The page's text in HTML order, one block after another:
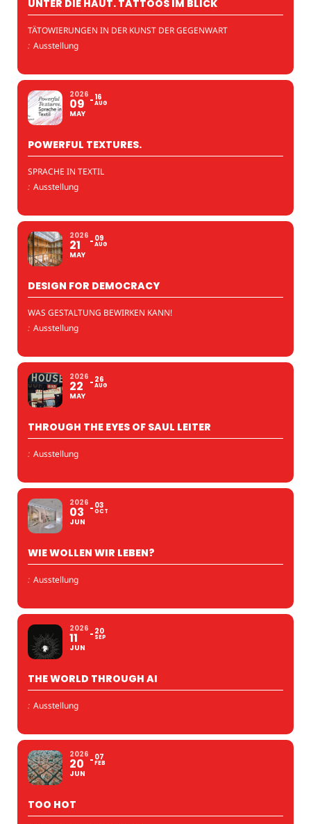
UNTER DIE HAUT. TATTOOS IM BLICK
TÄTOWIERUNGEN IN DER KUNST DER GEGENWART
: Ausstellung
2026
09
MAY
16
AUG
POWERFUL TEXTURES.
SPRACHE IN TEXTIL
: Ausstellung
2026
21
MAY
09
AUG
DESIGN FOR DEMOCRACY
WAS GESTALTUNG BEWIRKEN KANN!
: Ausstellung
2026
22
MAY
26
AUG
THROUGH THE EYES OF SAUL LEITER
: Ausstellung
2026
03
JUN
03
OCT
WIE WOLLEN WIR LEBEN?
: Ausstellung
2026
11
JUN
20
SEP
THE WORLD THROUGH AI
: Ausstellung
2026
20
JUN
07
FEB
TOO HOT